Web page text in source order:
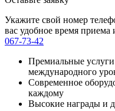
Укажите свой номер
вас удобное время
067-73-42
Премиальные
международного
Современное
каждому
Высокие награды и